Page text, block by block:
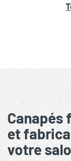
Canapés
et
votre